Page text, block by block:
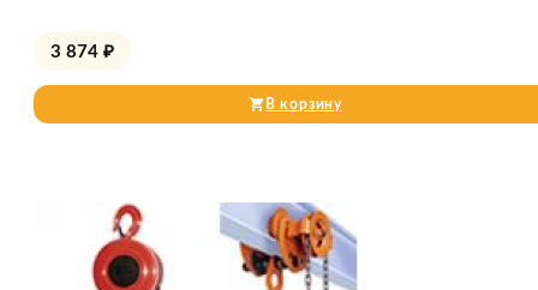
3 874 ₽
В корзину